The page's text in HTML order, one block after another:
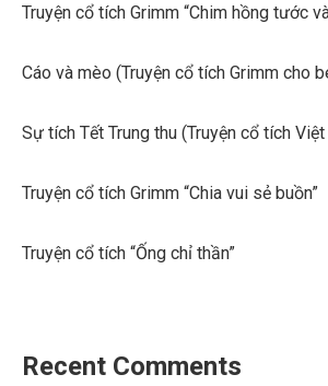
Truyện cổ tích Grimm “Chim hồng tước
Cáo và mèo (Truyện cổ tích Grimm cho
Sự tích Tết Trung thu (Truyện cổ tích
Truyện cổ tích Grimm “Chia vui sẻ buồn”
Truyện cổ tích “Ống chỉ thần”
Recent Comments